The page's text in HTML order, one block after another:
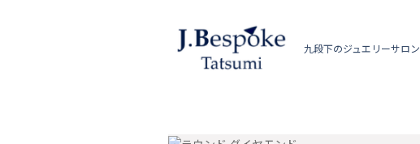
九段下のジュエリーサロン